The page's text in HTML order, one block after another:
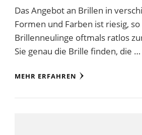
Das Angebot an Brillen in
Formen und Farben ist riesig,
Brillenneulinge oftmals ratlos
Sie genau die Brille finden, die …
MEHR ERFAHREN